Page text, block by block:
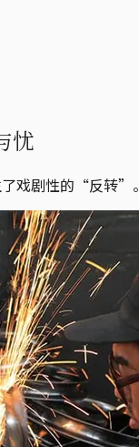
忧
戏剧性的“反转”。